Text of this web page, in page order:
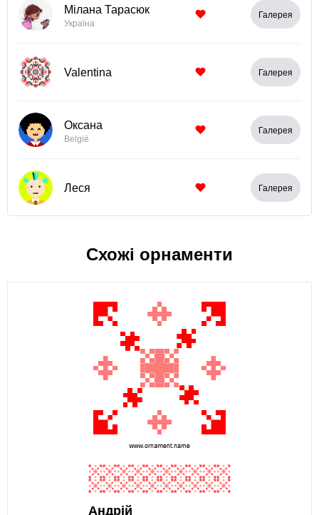
Мілана Тарасюк
Україна
Галерея
Valentina Галерея
Оксана
België
Галерея
Леся Галерея
Схожі орнаменти
Андрій